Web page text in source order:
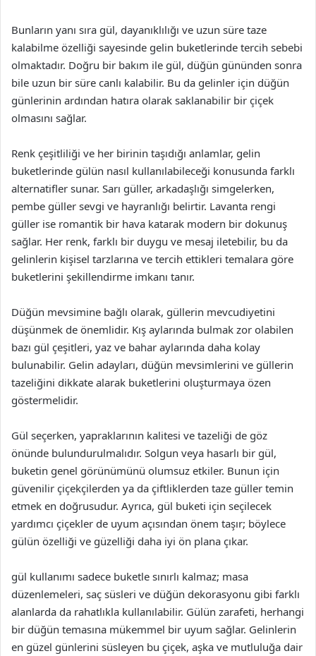
Bunların yanı sıra gül, dayanıklılığı ve uzun süre taze
kalabilme özelliği sayesinde gelin buketlerinde tercih sebebi
olmaktadır. Doğru bir bakım ile gül, düğün gününden sonra
bile uzun bir süre canlı kalabilir. Bu da gelinler için düğün
günlerinin ardından hatıra olarak saklanabilir bir çiçek
olmasını sağlar.
Renk çeşitliliği ve her birinin taşıdığı anlamlar, gelin
buketlerinde gülün nasıl kullanılabileceği konusunda farklı
alternatifler sunar. Sarı güller, arkadaşlığı simgelerken,
pembe güller sevgi ve hayranlığı belirtir. Lavanta rengi
güller ise romantik bir hava katarak modern bir dokunuş
sağlar. Her renk, farklı bir duygu ve mesaj iletebilir, bu da
gelinlerin kişisel tarzlarına ve tercih ettikleri temalara göre
buketlerini şekillendirme imkanı tanır.
Düğün mevsimine bağlı olarak, güllerin mevcudiyetini
düşünmek de önemlidir. Kış aylarında bulmak zor olabilen
bazı gül çeşitleri, yaz ve bahar aylarında daha kolay
bulunabilir. Gelin adayları, düğün mevsimlerini ve güllerin
tazeliğini dikkate alarak buketlerini oluşturmaya özen
göstermelidir.
Gül seçerken, yapraklarının kalitesi ve tazeliği de göz
önünde bulundurulmalıdır. Solgun veya hasarlı bir gül,
buketin genel görünümünü olumsuz etkiler. Bunun için
güvenilir çiçekçilerden ya da çiftliklerden taze güller temin
etmek en doğrusudur. Ayrıca, gül buketi için seçilecek
yardımcı çiçekler de uyum açısından önem taşır; böylece
gülün özelliği ve güzelliği daha iyi ön plana çıkar.
gül kullanımı sadece buketle sınırlı kalmaz; masa
düzenlemeleri, saç süsleri ve düğün dekorasyonu gibi farklı
alanlarda da rahatlıkla kullanılabilir. Gülün zarafeti, herhangi
bir düğün temasına mükemmel bir uyum sağlar. Gelinlerin
en güzel günlerini süsleyen bu çiçek, aşka ve mutluluğa dair